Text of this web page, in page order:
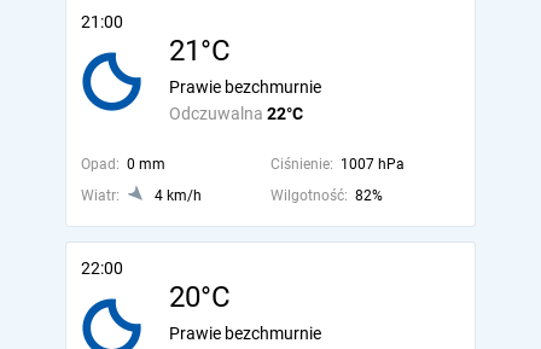
21:00
21°C
Odczuwalna 22°C
Prawie bezchmurnie
Opad: 0 mm Ciśnienie: 1007 hPa
Wiatr:
4 km/h Wilgotność: 82%
22:00
20°C
Prawie bezchmurnie